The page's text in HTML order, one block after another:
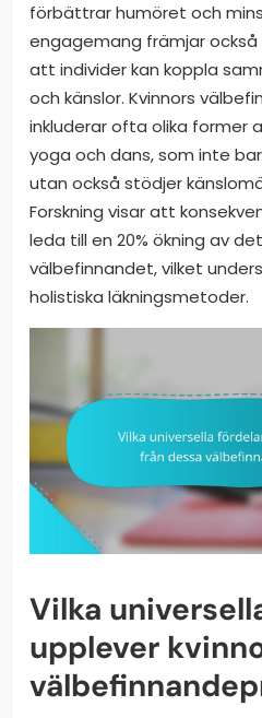
förbättrar humöret och
engagemang främjar också
att individer kan koppla
och känslor. Kvinnors
inkluderar ofta olika former
yoga och dans, som inte
utan också stödjer
Forskning visar att
leda till en 20% ökning av
välbefinnandet, vilket
holistiska läkningsmetoder.
Vilka
upplever